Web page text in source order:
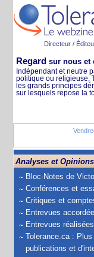
Directeur /
Regard sur nous et
Indépendant et neutre
politique ou religieuse,
les grands principes
sur lesquels repose la
Analyses et Opinions
Bloc-Notes de
Conférences et
Critiques et
Entrevues
Entrevues
Tolerance.ca :
publications et